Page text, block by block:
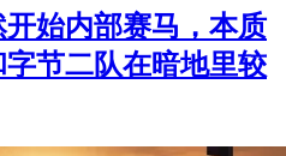
始内部赛马，本质
节二队在暗地里较